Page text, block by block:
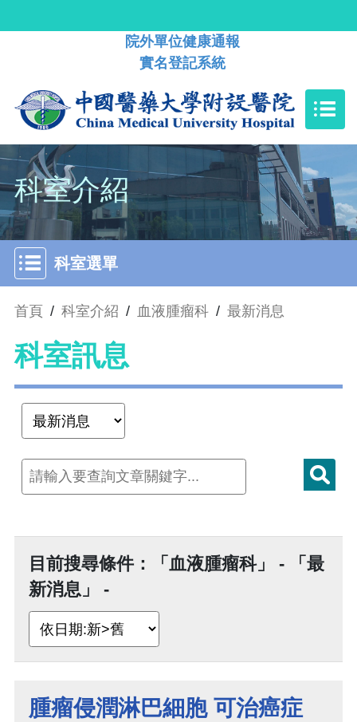
院外單位健康通報
實名登記系統
科室介紹
科室選單
首頁 / 科室介紹 / 血液腫瘤科 / 最新消息
科室訊息
目前搜尋條件：「血液腫瘤科」 - 「最
新消息」 -
腫瘤侵潤淋巴細胞 可治癌症